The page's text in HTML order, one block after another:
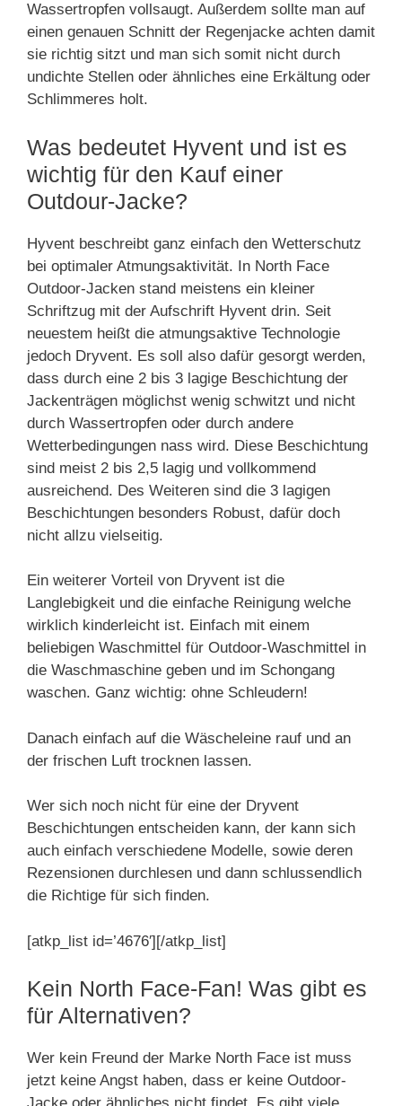
Wassertropfen vollsaugt. Außerdem sollte man auf
einen genauen Schnitt der Regenjacke achten damit
sie richtig sitzt und man sich somit nicht durch
undichte Stellen oder ähnliches eine Erkältung oder
Schlimmeres holt.
Was bedeutet Hyvent und ist es
wichtig für den Kauf einer
Outdour-Jacke?
Hyvent beschreibt ganz einfach den Wetterschutz
bei optimaler Atmungsaktivität. In North Face
Outdoor-Jacken stand meistens ein kleiner
Schriftzug mit der Aufschrift Hyvent drin. Seit
neuestem heißt die atmungsaktive Technologie
jedoch Dryvent. Es soll also dafür gesorgt werden,
dass durch eine 2 bis 3 lagige Beschichtung der
Jackenträgen möglichst wenig schwitzt und nicht
durch Wassertropfen oder durch andere
Wetterbedingungen nass wird. Diese Beschichtung
sind meist 2 bis 2,5 lagig und vollkommend
ausreichend. Des Weiteren sind die 3 lagigen
Beschichtungen besonders Robust, dafür doch
nicht allzu vielseitig.
Ein weiterer Vorteil von Dryvent ist die
Langlebigkeit und die einfache Reinigung welche
wirklich kinderleicht ist. Einfach mit einem
beliebigen Waschmittel für Outdoor-Waschmittel in
die Waschmaschine geben und im Schongang
waschen. Ganz wichtig: ohne Schleudern!
Danach einfach auf die Wäscheleine rauf und an
der frischen Luft trocknen lassen.
Wer sich noch nicht für eine der Dryvent
Beschichtungen entscheiden kann, der kann sich
auch einfach verschiedene Modelle, sowie deren
Rezensionen durchlesen und dann schlussendlich
die Richtige für sich finden.
[atkp_list id=’4676′][/atkp_list]
Kein North Face-Fan! Was gibt es
für Alternativen?
Wer kein Freund der Marke North Face ist muss
jetzt keine Angst haben, dass er keine Outdoor-